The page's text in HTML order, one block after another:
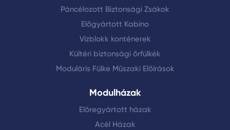
Páncélozott Biztonsági Zsákok
Előgyártott Kabino
Vízblokk konténerek
Kültéri biztonsági őrfülkék
Moduláris Fülke Műszaki Előírások
Modulházak
Előregyártott házak
Acél Házak